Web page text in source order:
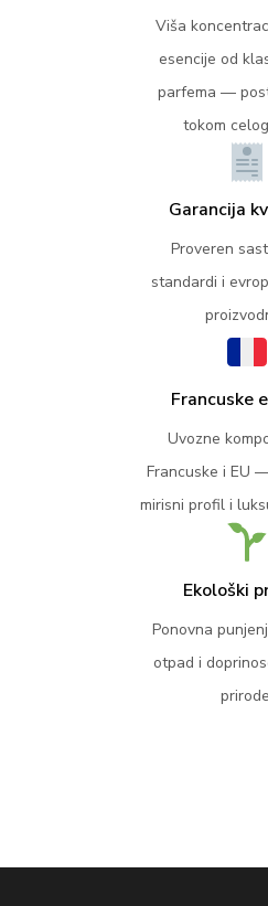
Viša
esencije od
parfema —
tokom
Garancija
Proveren
standardi i
Francuske
Uvozne
Francuske i EU
mirisni profil i
Ekološki
Ponovna
otpad i